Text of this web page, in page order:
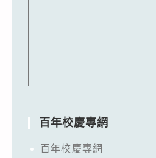
百年校慶專網
百年校慶專網